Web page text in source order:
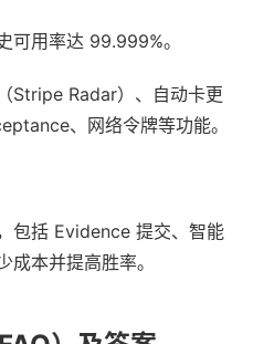
可用率达 99.999%。
Stripe Radar）、自动卡更
、网络令牌等功能。
包括 Evidence 提交、智能
成本并提高胜率。